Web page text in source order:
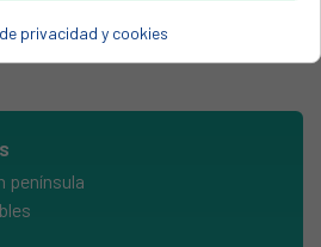
península
privacidad y cookies